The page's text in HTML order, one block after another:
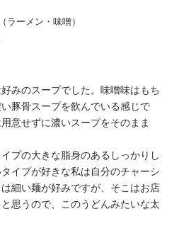
ラーメン・味噌）
みのスープでした。味噌味はもち
豚骨スープを飲んでいる感じで
意せずに濃いスープをそのまま
プの大きな脂身のあるしっかりし
イプが好きな私は自分のチャーシ
細い麺が好みですが、そこはお店
思うので、このうどんみたいな太